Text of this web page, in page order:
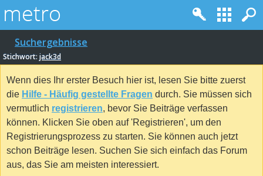
Suchergebnisse
Stichwort: jack3d
Wenn dies Ihr erster Besuch hier ist, lesen Sie bitte zuerst
die Hilfe - Häufig gestellte Fragen durch. Sie müssen sich
vermutlich registrieren, bevor Sie Beiträge verfassen
können. Klicken Sie oben auf 'Registrieren', um den
Registrierungsprozess zu starten. Sie können auch jetzt
schon Beiträge lesen. Suchen Sie sich einfach das Forum
aus, das Sie am meisten interessiert.